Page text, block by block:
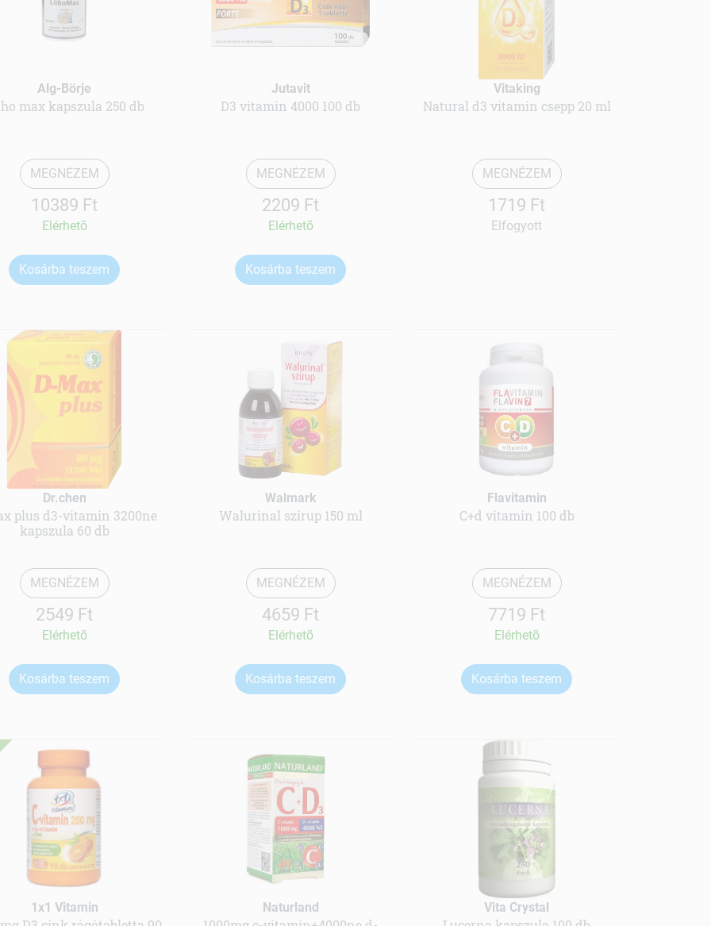
Alg-Börje
max kapszula 250 db
MEGNÉZEM
10389 Ft
Elérhetõ
Kosárba teszem
Jutavit
D3 vitamin 4000 100 db
MEGNÉZEM
2209 Ft
Elérhetõ
Kosárba teszem
Vitaking
Natural d3 vitamin csepp 20 ml
MEGNÉZEM
1719 Ft
Elfogyott
Dr.chen
plus d3-vitamin 3200ne
kapszula 60 db
MEGNÉZEM
2549 Ft
Elérhetõ
Kosárba teszem
Walmark
Walurinal szirup 150 ml
MEGNÉZEM
4659 Ft
Elérhetõ
Kosárba teszem
Flavitamin
C+d vitamin 100 db
MEGNÉZEM
7719 Ft
Elérhetõ
Kosárba teszem
1x1 Vitamin Naturland Vita Crystal